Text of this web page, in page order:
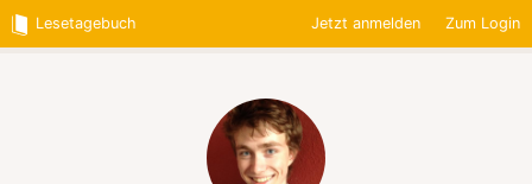
Lesetagebuch Jetzt anmelden Zum Login